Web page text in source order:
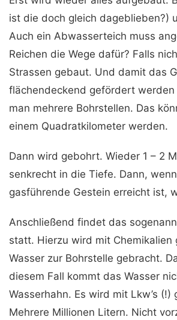
ist die doch gleich dageblieben?)
Auch ein Abwasserteich muss
Reichen die Wege dafür? Falls
Strassen gebaut. Und damit das
flächendeckend gefördert
man mehrere Bohrstellen. Das
einem Quadratkilometer werden.
Dann wird gebohrt. Wieder 1 – 2
senkrecht in die Tiefe. Dann,
gasführende Gestein erreicht ist,
Anschließend findet das
statt. Hierzu wird mit Chemikalien
Wasser zur Bohrstelle gebracht.
diesem Fall kommt das Wasser
Wasserhahn. Es wird mit Lkw’s (!)
Mehrere Millionen Litern. Nicht